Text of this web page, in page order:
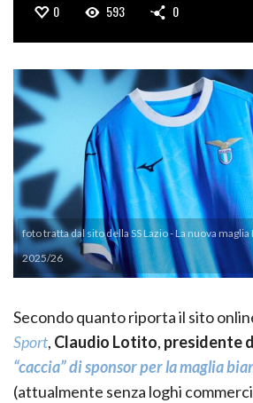
0 593 0
foto tratta dal sito della SS Lazio - La nuova
2025/26
Secondo quanto riporta il sito
Sport, Claudio Lotito, presidente
“caccia” di sponsor per la maglia
(attualmente senza loghi